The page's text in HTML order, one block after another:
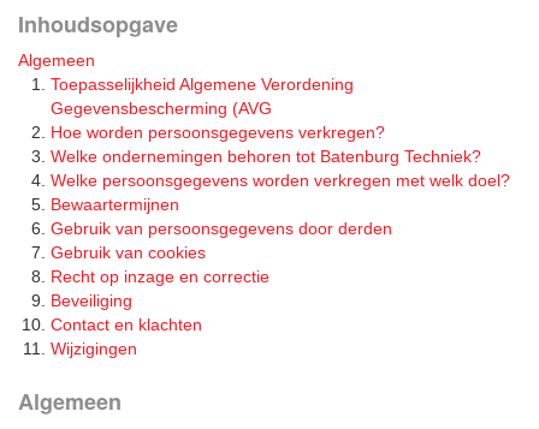
​Inhoudsopgave
​​Algemeen
Toepasselijkheid Algemene Verordening
Gegevensbescherming (AVG
Hoe worden persoonsgegevens verkregen?
Welke ondernemingen behoren tot Batenburg Techniek?
Welke persoonsgegevens worden verkregen met welk doel?
Bewaartermijnen
Gebruik van persoonsgegevens door derden
Gebruik van cookies
Recht op inzage en correctie
Beveiliging
Contact en klachten
Wijzigingen
​​Algemeen